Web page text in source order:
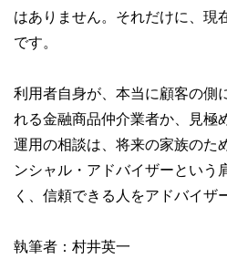
はありません。それだけに、現
です。
利用者自身が、本当に顧客の側
れる金融商品仲介業者か、見極
運用の相談は、将来の家族のた
ンシャル・アドバイザーという
く、信頼できる人をアドバイザ
執筆者：村井英一